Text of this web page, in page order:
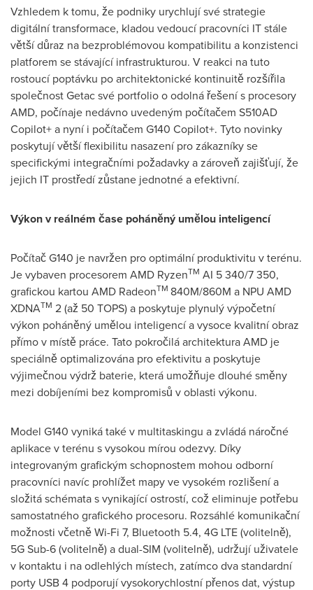
Vzhledem k tomu, že podniky urychlují své strategie
digitální transformace, kladou vedoucí pracovníci IT stále
větší důraz na bezproblémovou kompatibilitu a konzistenci
platforem se stávající infrastrukturou. V reakci na tuto
rostoucí poptávku po architektonické kontinuitě rozšířila
společnost Getac své portfolio o odolná řešení s procesory
AMD, počínaje nedávno uvedeným počítačem S510AD
Copilot+ a nyní i počítačem G140 Copilot+. Tyto novinky
poskytují větší flexibilitu nasazení pro zákazníky se
specifickými integračními požadavky a zároveň zajišťují, že
jejich IT prostředí zůstane jednotné a efektivní.
Výkon v reálném čase poháněný umělou inteligencí
Počítač G140 je navržen pro optimální produktivitu v terénu.
Je vybaven procesorem AMD RyzenTM AI 5 340/7 350,
grafickou kartou AMD RadeonTM 840M/860M a NPU AMD
XDNATM 2 (až 50 TOPS) a poskytuje plynulý výpočetní
výkon poháněný umělou inteligencí a vysoce kvalitní obraz
přímo v místě práce. Tato pokročilá architektura AMD je
speciálně optimalizována pro efektivitu a poskytuje
výjimečnou výdrž baterie, která umožňuje dlouhé směny
mezi dobíjeními bez kompromisů v oblasti výkonu.
Model G140 vyniká také v multitaskingu a zvládá náročné
aplikace v terénu s vysokou mírou odezvy. Díky
integrovaným grafickým schopnostem mohou odborní
pracovníci navíc prohlížet mapy ve vysokém rozlišení a
složitá schémata s vynikající ostrostí, což eliminuje potřebu
samostatného grafického procesoru. Rozsáhlé komunikační
možnosti včetně Wi-Fi 7, Bluetooth 5.4, 4G LTE (volitelně),
5G Sub-6 (volitelně) a dual-SIM (volitelně), udržují uživatele
v kontaktu i na odlehlých místech, zatímco dva standardní
porty USB 4 podporují vysokorychlostní přenos dat, výstup